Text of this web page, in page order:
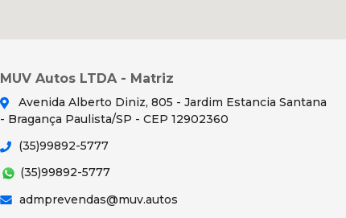
MUV Autos LTDA - Matriz
Avenida Alberto Diniz, 805 - Jardim Estancia Santana
- Bragança Paulista/SP - CEP 12902360
(35)99892-5777
(35)99892-5777
admprevendas@muv.autos